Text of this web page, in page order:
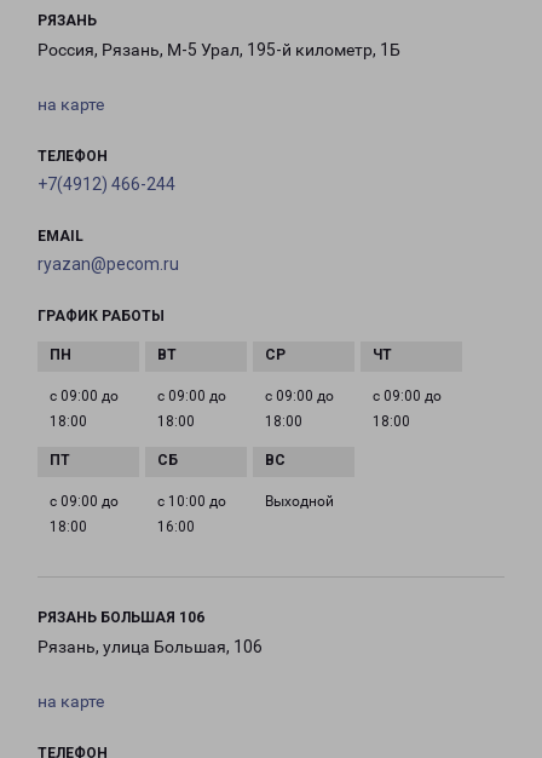
РЯЗАНЬ
Россия, Рязань, М-5 Урал, 195-й километр, 1Б
на карте
ТЕЛЕФОН
+7(4912) 466-244
EMAIL
ryazan@pecom.ru
ГРАФИК РАБОТЫ
с 09:00 до
18:00
с 09:00 до
18:00
с 09:00 до
18:00
с 09:00 до
18:00
с 09:00 до
18:00
с 10:00 до
16:00
Выходной
РЯЗАНЬ БОЛЬШАЯ 106
Рязань, улица Большая, 106
на карте
ТЕЛЕФОН